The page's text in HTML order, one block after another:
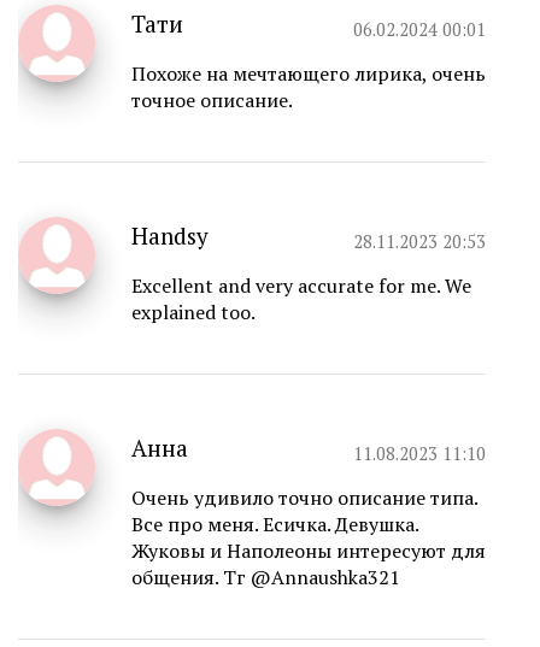
Тати 06.02.2024 00:01
Похоже на мечтающего лирика, очень
точное описание.
Handsy 28.11.2023 20:53
Excellent and very accurate for me. We
explained too.
Анна 11.08.2023 11:10
Очень удивило точно описание типа.
Все про меня. Есичка. Девушка.
Жуковы и Наполеоны интересуют для
общения. Тг @Annaushka321